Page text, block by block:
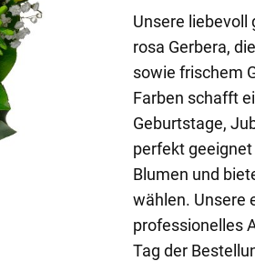
Unsere
rosa Gerbera,
sowie frischem
Farben schafft
Geburtstage,
perfekt
Blumen und
wählen. Unsere
professionelles
Tag der